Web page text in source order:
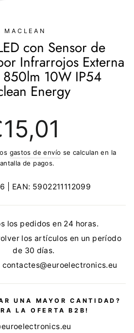
MACLEAN
con Sensor de
Infrarrojos Externa
10W IP54
Energy
gastos de envío se calculan en la
de pagos.
| EAN: 5902211112099
los pedidos en 24 horas.
los artículos en un período
de 30 días.
UNA MAYOR CANTIDAD?
LA OFERTA B2B!